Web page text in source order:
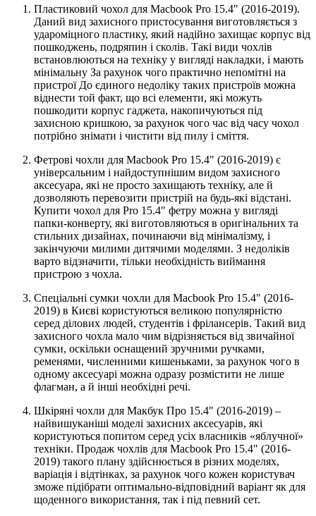
Пластиковий чохол для Macbook Pro 15.4" (2016-2019).
Даний вид захисного пристосування виготовляється з
удароміцного пластику, який надійно захищає корпус від
пошкоджень, подряпин і сколів. Такі види чохлів
встановлюються на техніку у вигляді накладки, і мають
мінімальну За рахунок чого практично непомітні на
пристрої До єдиного недоліку таких пристроїв можна
віднести той факт, що всі елементи, які можуть
пошкодити корпус гаджета, накопичуються під
захисною кришкою, за рахунок чого час від часу чохол
потрібно знімати і чистити від пилу і сміття.
Фетрові чохли для Macbook Pro 15.4" (2016-2019) є
універсальним і найдоступнішим видом захисного
аксесуара, які не просто захищають техніку, але й
дозволяють перевозити пристрій на будь-які відстані.
Купити чохол для Pro 15.4" фетру можна у вигляді
папки-конверту, які виготовляються в оригінальних та
стильних дизайнах, починаючи від мінімалізму, і
закінчуючи милими дитячими моделями. З недоліків
варто відзначити, тільки необхідність виймання
пристрою з чохла.
Спеціальні сумки чохли для Macbook Pro 15.4" (2016-
2019) в Києві користуються великою популярністю
серед ділових людей, студентів і фрілансерів. Такий вид
захисного чохла мало чим відрізняється від звичайної
сумки, оскільки оснащений зручними ручками,
ременями, численними кишеньками, за рахунок чого в
одному аксесуарі можна одразу розмістити не лише
флагман, а й інші необхідні речі.
Шкіряні чохли для Макбук Про 15.4" (2016-2019) –
найвишуканіші моделі захисних аксесуарів, які
користуються попитом серед усіх власників «яблучної»
техніки. Продаж чохлів для Macbook Pro 15.4" (2016-
2019) такого плану здійснюється в різних моделях,
варіація і відтінках, за рахунок чого кожен користувач
зможе підібрати оптимально-відповідний варіант як для
щоденного використання, так і під певний сет.